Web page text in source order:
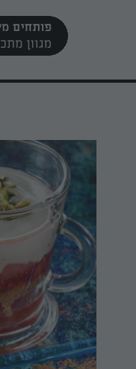
פותחים